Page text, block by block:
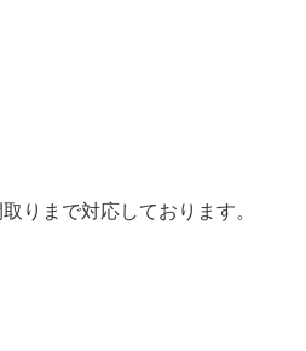
りまで対応しております。